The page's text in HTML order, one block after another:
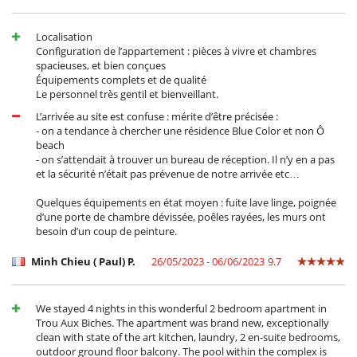
Localisation
Configuration de l’appartement : pièces à vivre et chambres
spacieuses, et bien conçues
Équipements complets et de qualité
Le personnel très gentil et bienveillant.
L’arrivée au site est confuse : mérite d’être précisée :
- on a tendance à chercher une résidence Blue Color et non Ô
beach
- on s’attendait à trouver un bureau de réception. Il n’y en a pas
et la sécurité n’était pas prévenue de notre arrivée etc…
Quelques équipements en état moyen : fuite lave linge, poignée
d’une porte de chambre dévissée, poêles rayées, les murs ont
besoin d’un coup de peinture.
Minh Chieu ( Paul) P. 26/05/2023 - 06/06/2023 9.7
We stayed 4 nights in this wonderful 2 bedroom apartment in
Trou Aux Biches. The apartment was brand new, exceptionally
clean with state of the art kitchen, laundry, 2 en-suite bedrooms,
outdoor ground floor balcony. The pool within the complex is